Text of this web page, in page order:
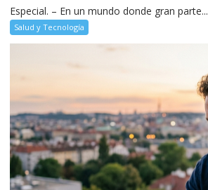
Especial. – En un mundo donde gran parte...
Salud y Tecnología